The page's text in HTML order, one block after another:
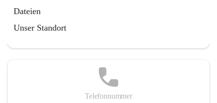
Dateien
Unser Standort
Telefonnummer